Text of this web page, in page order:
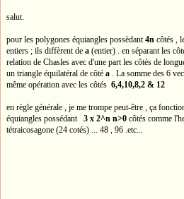
salut.
pour les polygones équiangles possèdant 4n côtés ,
entiers ; ils diffèrent de a (entier) . en séparant les
relation de Chasles avec d'une part les côtés de
un triangle équilatéral de côté a . La somme des 6
même opération avec les côtés 6,4,10,8,2 & 12
en règle générale , je me trompe peut-être , ça
équiangles possédant 3 x 2^n n>0 côtés comme
tétraicosagone (24 cotés) ... 48 , 96 .etc...